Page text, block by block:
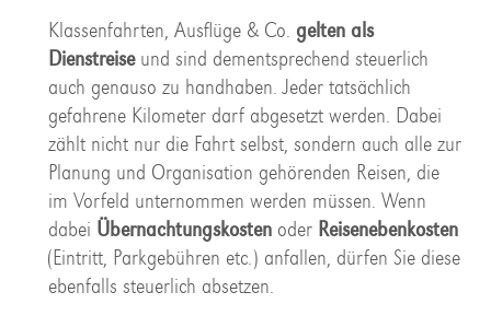
Klassenfahrten, Ausflüge & Co. gelten als
Dienstreiseund sind dementsprechend steuerlich
auch genauso zu handhaben. Jeder tatsächlich
gefahrene Kilometer darf abgesetzt werden. Dabei
zählt nicht nur die Fahrt selbst, sondern auch alle zur
Planung und Organisation gehörenden Reisen, die
im Vorfeld unternommen werden müssen. Wenn
dabei Übernachtungskostenoder Reisenebenkosten
(Eintritt, Parkgebühren etc.) anfallen, dürfen Sie diese
ebenfalls steuerlich absetzen.